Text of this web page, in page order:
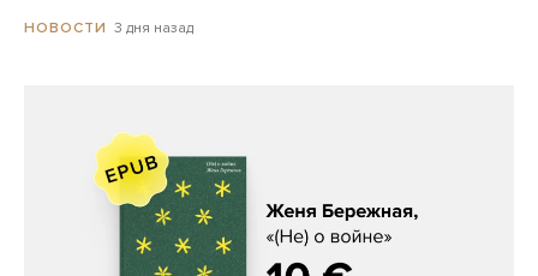
НОВОСТИ 3 дня назад